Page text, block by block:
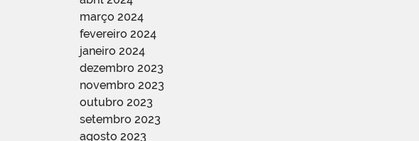
março 2024
fevereiro 2024
janeiro 2024
dezembro 2023
novembro 2023
outubro 2023
setembro 2023
agosto 2023